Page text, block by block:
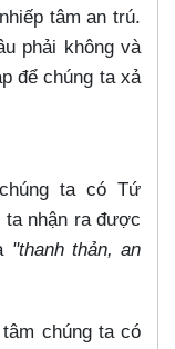
tâm an trú.
phải không và
để chúng ta xả
ta có Tứ
ta nhận ra được
"thanh thản, an
chúng ta có